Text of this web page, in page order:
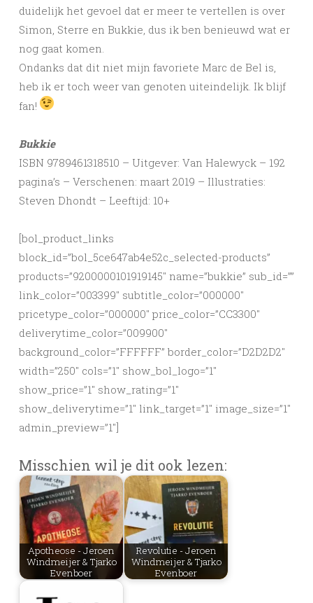
duidelijk het gevoel dat er meer te vertellen is over
Simon, Sterre en Bukkie, dus ik ben benieuwd wat er
nog gaat komen.
Ondanks dat dit niet mijn favoriete Marc de Bel is,
heb ik er toch weer van genoten uiteindelijk. Ik blijf
fan!
Bukkie
ISBN 9789461318510 – Uitgever: Van Halewyck – 192
pagina’s – Verschenen: maart 2019 – Illustraties:
Steven Dhondt – Leeftijd: 10+
[bol_product_links
block_id=”bol_5ce647ab4e52c_selected-products”
products=”9200000101919145″ name=”bukkie” sub_id=””
link_color=”003399″ subtitle_color=”000000″
pricetype_color=”000000″ price_color=”CC3300″
deliverytime_color=”009900″
background_color=”FFFFFF” border_color=”D2D2D2″
width=”250″ cols=”1″ show_bol_logo=”1″
show_price=”1″ show_rating=”1″
show_deliverytime=”1″ link_target=”1″ image_size=”1″
admin_preview=”1″]
Misschien wil je dit ook lezen:
Apotheose - Jeroen
Windmeijer & Tjarko
Evenboer
Revolutie - Jeroen
Windmeijer & Tjarko
Evenboer